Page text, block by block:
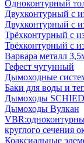
Одноконтурный
Двухконтурный с
Двухконтурный с
Трёхконтурный с
Трёхконтурный с
Варвара металл
Гефест чугунный
Дымоходные
Баки для воды и
Дымоходы
Дымоходы Вулкан
круглого сечения
Коаксиальные